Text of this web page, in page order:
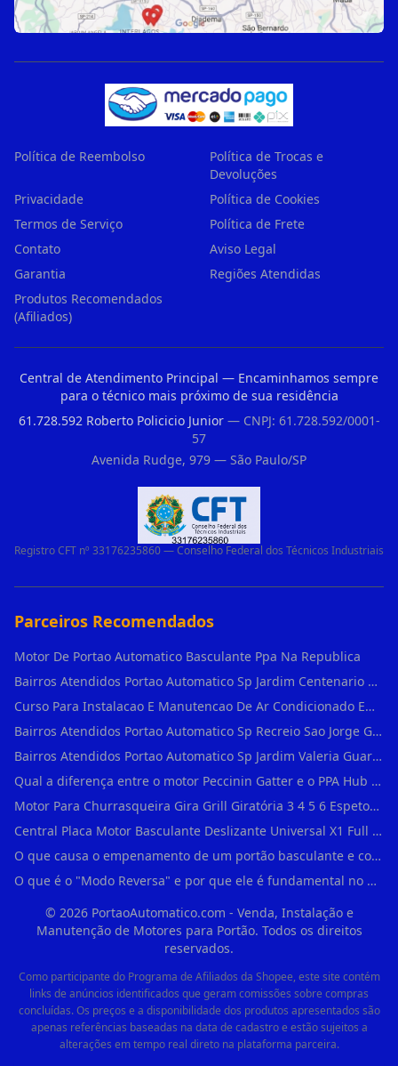
Política de Reembolso
Política de Trocas e
Devoluções
Privacidade
Política de Cookies
Termos de Serviço
Política de Frete
Contato
Aviso Legal
Garantia
Regiões Atendidas
Produtos Recomendados
(Afiliados)
Central de Atendimento Principal — Encaminhamos sempre
para o técnico mais próximo de sua residência
61.728.592 Roberto Policicio Junior— CNPJ: 61.728.592/0001-
57
Avenida Rudge, 979 — São Paulo/SP
Registro CFT nº 33176235860 — Conselho Federal dos Técnicos Industriais
Parceiros Recomendados
Motor De Portao Automatico Basculante Ppa Na Republica
Bairros Atendidos Portao Automatico Sp Jardim Centenario Guarulhos Sp Motor Para Portao Automatico Eletronico
Curso Para Instalacao E Manutencao De Ar Condicionado Em Sao Paulo
Bairros Atendidos Portao Automatico Sp Recreio Sao Jorge Guarulhos Sp Motor Para Portao Automatico Eletronico
Bairros Atendidos Portao Automatico Sp Jardim Valeria Guarulhos Sp Motor Para Portao Automatico Eletronico
Qual a diferença entre o motor Peccinin Gatter e o PPA Hub em Vila Romana?
Motor Para Churrasqueira Gira Grill Giratória 3 4 5 6 Espetos Gme Maxtorque Bivo em Cidade Dutra
Central Placa Motor Basculante Deslizante Universal X1 Full Range 433mhz em Vila Prudente
O que causa o empenamento de um portão basculante e como evitar em Campo Belo?
O que é o "Modo Reversa" e por que ele é fundamental no dia a dia em Itapevi?
© 2026PortaoAutomatico.com - Venda, Instalação e
Manutenção de Motores para Portão. Todos os direitos
reservados.
Como participante do Programa de Afiliados da Shopee, este site contém
links de anúncios identificados que geram comissões sobre compras
concluídas. Os preços e a disponibilidade dos produtos apresentados são
apenas referências baseadas na data de cadastro e estão sujeitos a
alterações em tempo real direto na plataforma parceira.